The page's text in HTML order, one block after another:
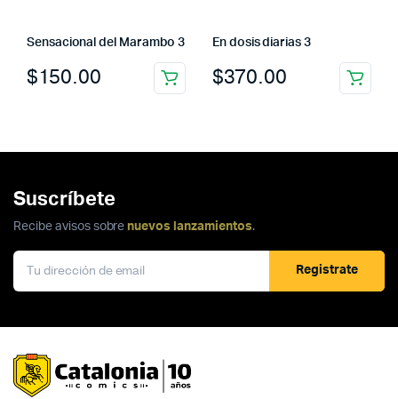
Sensacional del Marambo 3
$150.00
En dosis diarias 3
$370.00
Suscríbete
Recibe avisos sobre nuevos lanzamientos.
Registrate